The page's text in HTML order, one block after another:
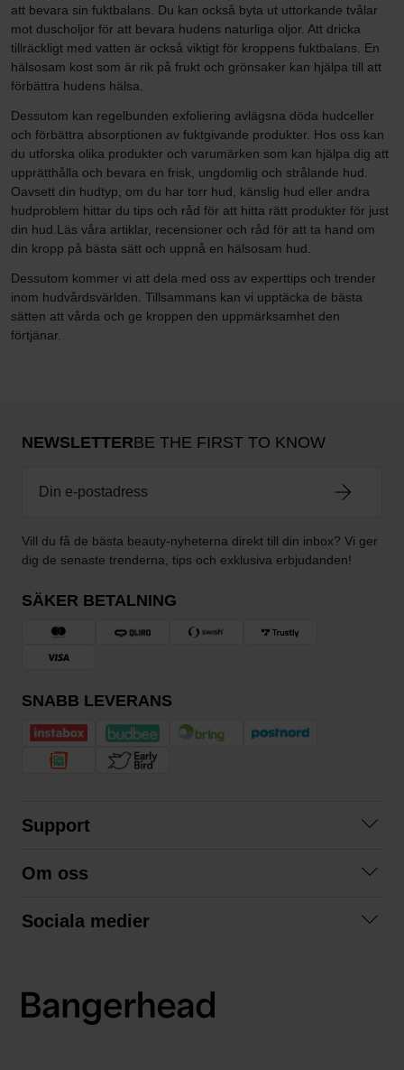
att bevara sin fuktbalans. Du kan också byta ut uttorkande tvålar
mot duscholjor för att bevara hudens naturliga oljor. Att dricka
tillräckligt med vatten är också viktigt för kroppens fuktbalans. En
hälsosam kost som är rik på frukt och grönsaker kan hjälpa till att
förbättra hudens hälsa.
Dessutom kan regelbunden exfoliering avlägsna döda hudceller
och förbättra absorptionen av fuktgivande produkter. Hos oss kan
du utforska olika produkter och varumärken som kan hjälpa dig att
upprätthålla och bevara en frisk, ungdomlig och strålande hud.
Oavsett din hudtyp, om du har torr hud, känslig hud eller andra
hudproblem hittar du tips och råd för att hitta rätt produkter för just
din hud.Läs våra artiklar, recensioner och råd för att ta hand om
din kropp på bästa sätt och uppnå en hälsosam hud.
Dessutom kommer vi att dela med oss av experttips och trender
inom hudvårdsvärlden. Tillsammans kan vi upptäcka de bästa
sätten att vårda och ge kroppen den uppmärksamhet den
förtjänar.
NEWSLETTERBE THE FIRST TO KNOW
Vill du få de bästa beauty-nyheterna direkt till din inbox? Vi ger
dig de senaste trenderna, tips och exklusiva erbjudanden!
SÄKER BETALNING
SNABB LEVERANS
Support
Köpvillkor
Om oss
Våra fraktalternativ
Sociala medier
LinkedIn